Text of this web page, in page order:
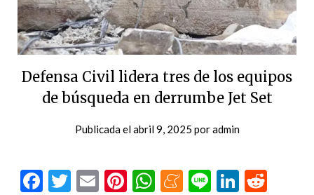
Defensa Civil lidera tres de los equipos
de búsqueda en derrumbe Jet Set
Publicada elabril 9, 2025 poradmin
Facebook
Twitter
EmailPinterest
WhatsApp
Meneame
Line